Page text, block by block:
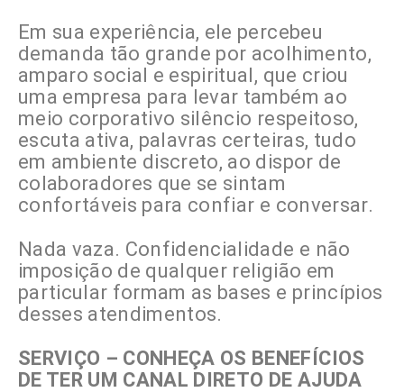
Em sua experiência, ele percebeu
demanda tão grande por acolhimento,
amparo social e espiritual, que criou
uma empresa para levar também ao
meio corporativo silêncio respeitoso,
escuta ativa, palavras certeiras, tudo
em ambiente discreto, ao dispor de
colaboradores que se sintam
confortáveis para confiar e conversar.
Nada vaza. Confidencialidade e não
imposição de qualquer religião em
particular formam as bases e princípios
desses atendimentos.
SERVIÇO – CONHEÇA OS BENEFÍCIOS
DE TER UM CANAL DIRETO DE AJUDA